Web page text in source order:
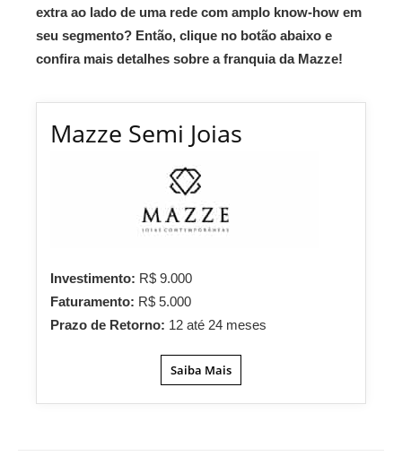
extra ao lado de uma rede com amplo know-how em
seu segmento? Então, clique no botão abaixo e
confira mais detalhes sobre a franquia da Mazze!
Mazze Semi Joias
Investimento: R$ 9.000
Faturamento: R$ 5.000
Prazo de Retorno: 12 até 24 meses
Saiba Mais